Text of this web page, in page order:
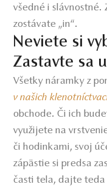
všedné i slávnostné.
zostávate „in“.
Neviete si
Zastavte sa
Všetky náramky z
v našich
obchode. Či ich
využijete na
či hodinkami, svoj
zápästie si predsa
časti tela, dajte teda